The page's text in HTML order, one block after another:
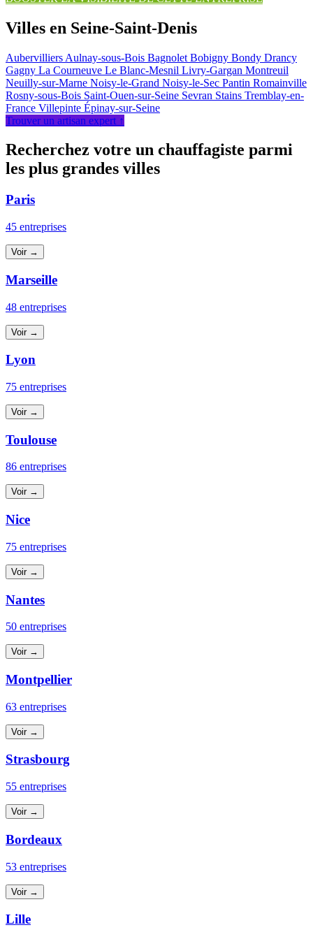
Villes en Seine-Saint-Denis
Aubervilliers Aulnay-sous-Bois Bagnolet Bobigny Bondy Drancy
Gagny La Courneuve Le Blanc-Mesnil Livry-Gargan Montreuil
Neuilly-sur-Marne Noisy-le-Grand Noisy-le-Sec Pantin Romainville
Rosny-sous-Bois Saint-Ouen-sur-Seine Sevran Stains Tremblay-en-
France Villepinte Épinay-sur-Seine
Trouver un artisan expert ↑
Recherchez votre un chauffagiste parmi
les plus grandes villes
Paris
45 entreprises
Voir →
Marseille
48 entreprises
Voir →
Lyon
75 entreprises
Voir →
Toulouse
86 entreprises
Voir →
Nice
75 entreprises
Voir →
Nantes
50 entreprises
Voir →
Montpellier
63 entreprises
Voir →
Strasbourg
55 entreprises
Voir →
Bordeaux
53 entreprises
Voir →
Lille